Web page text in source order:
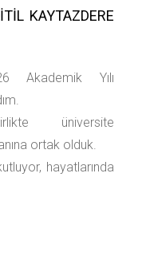
KAYTAZDERE
Akademik Yılı
üniversite
ortak olduk.
hayatlarında